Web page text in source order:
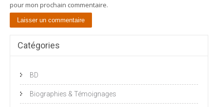
pour mon prochain commentaire.
Catégories
BD
Biographies & Témoignages